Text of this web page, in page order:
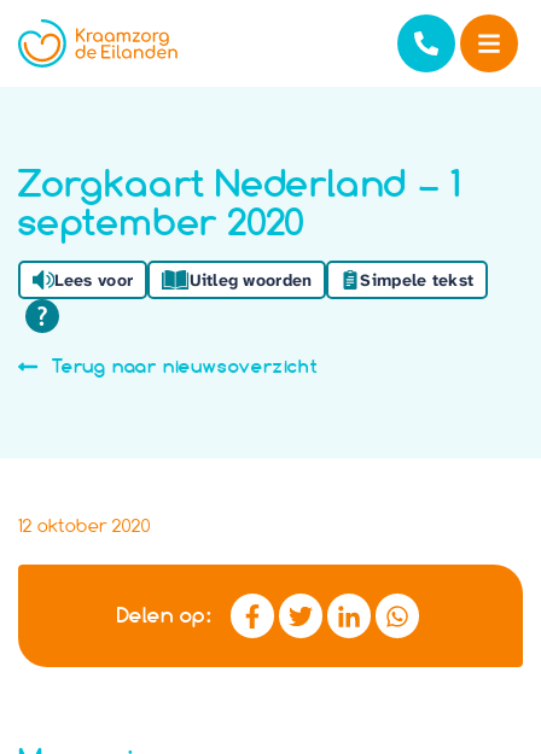
Zorgkaart Nederland – 1
september 2020
Lees voor Uitleg woorden Simpele tekst
Terug naar nieuwsoverzicht
12 oktober 2020
Delen op: